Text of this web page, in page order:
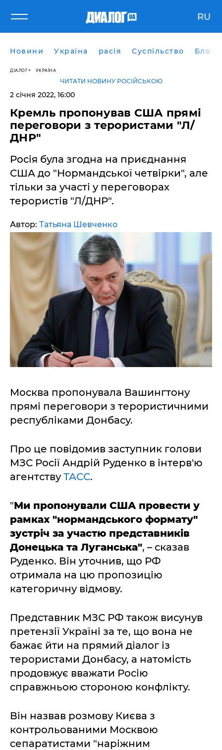
RU
Новини Україна расія Суспільство Блоги
ДІАЛОГ УКРАЇНА
ЧИТАТИ НОВИНУ РОСІЙСЬКОЮ
2 січня 2022, 16:00
Кремль пропонував США прямі
переговори з терористами "Л/
ДНР"
Росія була згодна на приєднання
США до "Нормандської четвірки", але
тільки за участі у переговорах
терористів "Л/ДНР".
Автор: Татьяна Шевченко
Москва пропонувала Вашингтону
прямі переговори з терористичними
республіками Донбасу.
Про це повідомив заступник голови
МЗС Росії Андрій Руденко в інтерв'ю
агентствуТАСС.
"Ми пропонували США провести у
рамках "нормандського формату"
зустріч за участю представників
Донецька та Луганська", – сказав
Руденко. Він уточнив, що РФ
отримала на цю пропозицію
категоричну відмову.
Представник МЗС РФ також висунув
претензії Україні за те, що вона не
бажає йти на прямий діалог із
терористами Донбасу, а натомість
продовжує вважати Росію
справжньою стороною конфлікту.
Він назвав розмову Києва з
контрольованими Москвою
сепаратистами "наріжним